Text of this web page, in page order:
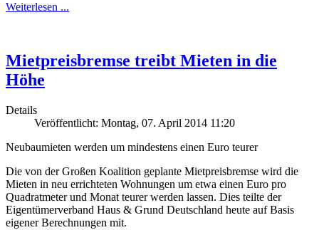
Weiterlesen ...
Mietpreisbremse treibt Mieten in die
Höhe
Details
Veröffentlicht: Montag, 07. April 2014 11:20
Neubaumieten werden um mindestens einen Euro teurer
Die von der Großen Koalition geplante Mietpreisbremse wird die
Mieten in neu errichteten Wohnungen um etwa einen Euro pro
Quadratmeter und Monat teurer werden lassen. Dies teilte der
Eigentümerverband Haus & Grund Deutschland heute auf Basis
eigener Berechnungen mit.